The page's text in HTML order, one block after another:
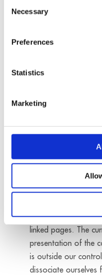
Selection
Necessary
Preferences
Statistics
Marketing
data.fr
Links
commercial service
We provide no
correctness of
the law of pages to
website. At the time
there was no
linked pages. The
presentation of the
is outside our
dissociate ourselves